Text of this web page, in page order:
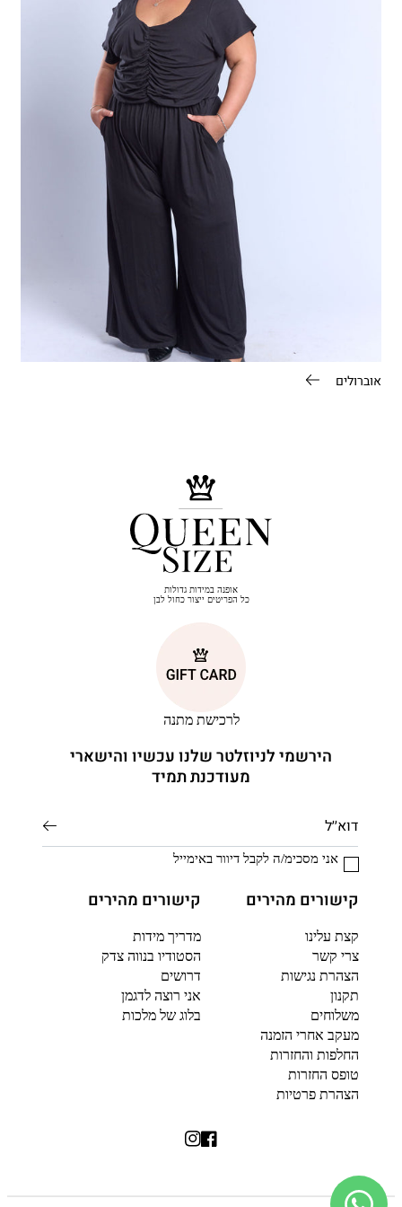
אוברולים
לרכישת מתנה
אופנה במידות גדולות
כל הפריטים ייצור כחול לבן
הירשמי לניוזלטר שלנו עכשיו והישארי
מעודכנת תמיד
אני מסכימ/ה לקבל דיוור באימייל
קישורים מהירים
קצת עלינו
צרי קשר
הצהרת נגישות
תקנון
משלוחים
מעקב אחרי הזמנה
החלפות והחזרות
טופס החזרות
הצהרת פרטיות
קישורים מהירים
מדריך מידות
הסטודיו בנווה צדק
דרושים
אני רוצה לדגמן
בלוג של מלכות
פייסבוקאינסטגרם